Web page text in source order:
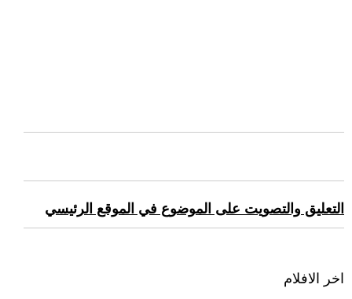
التعليق والتصويت على الموضوع في الموقع الرئيسي
اخر الافلام